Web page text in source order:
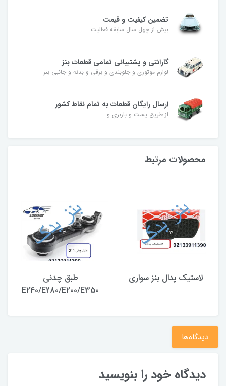
تضمین کیفیت و قیمت
بیش از چهل سال سابقه فعالیت
گارانتی و پشتیبانی تمامی قطعات بنز
لوازم موتوری و جلوبندی و برقی و بدنه و جانبی بنز
ارسال رایگان قطعات به تمام نقاط کشور
از طریق پست و باربری و....
محصولات مرتبط
لاستیک پدال بنز سواری
طبق چدنی
E240/E280/E200/E350
دیدگاه‌ها
دیدگاه خود را بنویسید